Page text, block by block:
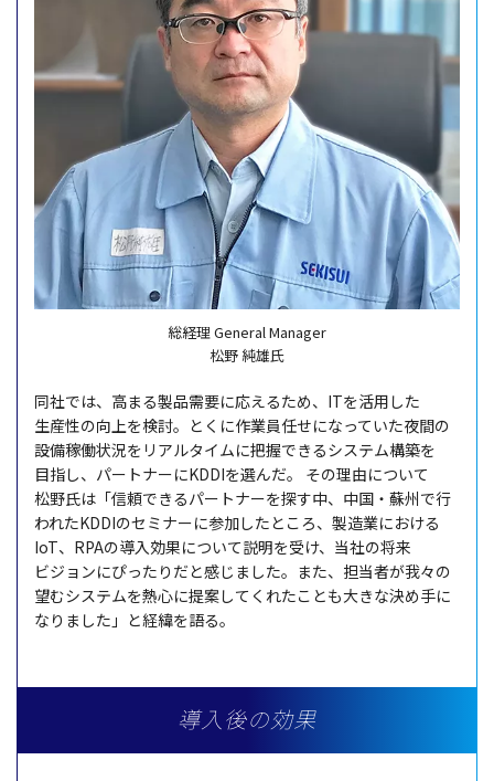
総経理 General Manager
松野 純雄氏
同社では、高まる製品需要に応えるため、ITを活用 した
生産性の向上を検討。とくに作業員任せになっていた夜間の
設備稼働状況を リアルタイムに把握できるシステム構築を
目指し、 パートナーにKDDIを選んだ。 その理由について
松野氏は「信頼できるパートナーを探す中、 中国 ・ 蘇州で行
われたKDDIのセミナーに参加したところ、 製造業における
IoT、RPAの導入効果について説明を受け、 当社の将来
ビジョンにぴったりだと感じました。また、 担当者が我々の
望むシステムを熱心に提案してくれたことも大きな決め手に
なりました」と経緯を語る。
導入後の効果